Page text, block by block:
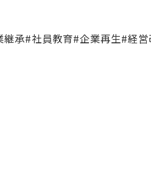
承#社員教育#企業再生#経